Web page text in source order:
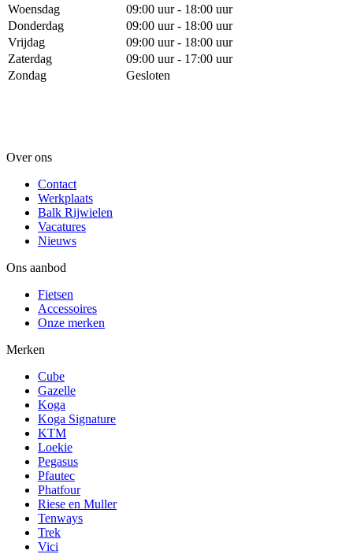
Woensdag
09:00 uur - 18:00 uur
Donderdag
09:00 uur - 18:00 uur
Vrijdag
09:00 uur - 18:00 uur
Zaterdag
09:00 uur - 17:00 uur
Zondag
Gesloten
Over ons
Contact
Werkplaats
Balk Rijwielen
Vacatures
Nieuws
Ons aanbod
Fietsen
Accessoires
Onze merken
Merken
Cube
Gazelle
Koga
Koga Signature
KTM
Loekie
Pegasus
Pfautec
Phatfour
Riese en Muller
Tenways
Trek
Vici